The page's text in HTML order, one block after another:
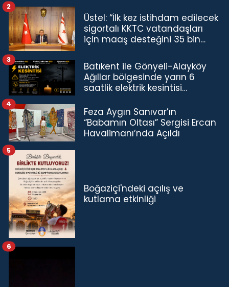
Üstel: “İlk kez istihdam edilecek
sigortalı KKTC vatandaşları
için maaş desteğini 35 bin
2
Batıkent ile Gönyeli-Alayköy
Ağıllar bölgesinde yarın 6
saatlik elektrik kesintisi…
3
Feza Aygın Sanıvar’ın
“Babamın Oltası” Sergisi Ercan
Havalimanı’nda Açıldı
4
Boğaziçi'ndeki açılış ve
kutlama etkinliği
5
6